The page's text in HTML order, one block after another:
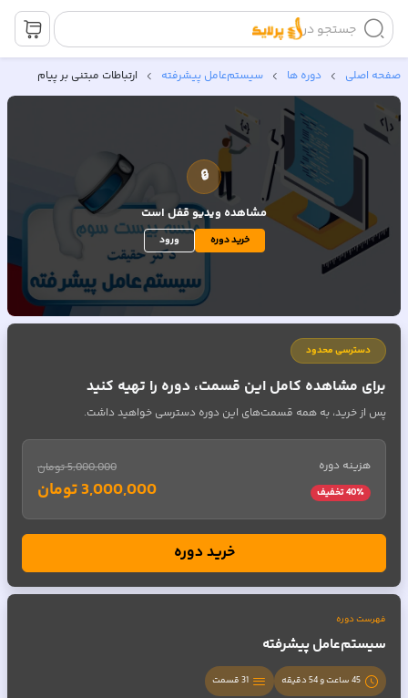
جستجو در
صفحه اصلی دوره ها سیستم‌عامل پیشرفته ارتباطات مبتنی بر پیام
🔒
مشاهده ویدیوقفل است
خرید دوره ورود
دسترسی محدود
برای مشاهده کامل این قسمت، دوره را تهیه کنید
پس از خرید، به همه قسمت‌های این دوره دسترسی خواهید داشت.
هزینه دوره
40٪ تخفیف
5,000,000 تومان
3,000,000 تومان
خرید دوره
فهرست دوره
سیستم‌عامل پیشرفته
45 ساعت و 54 دقیقه 31قسمت